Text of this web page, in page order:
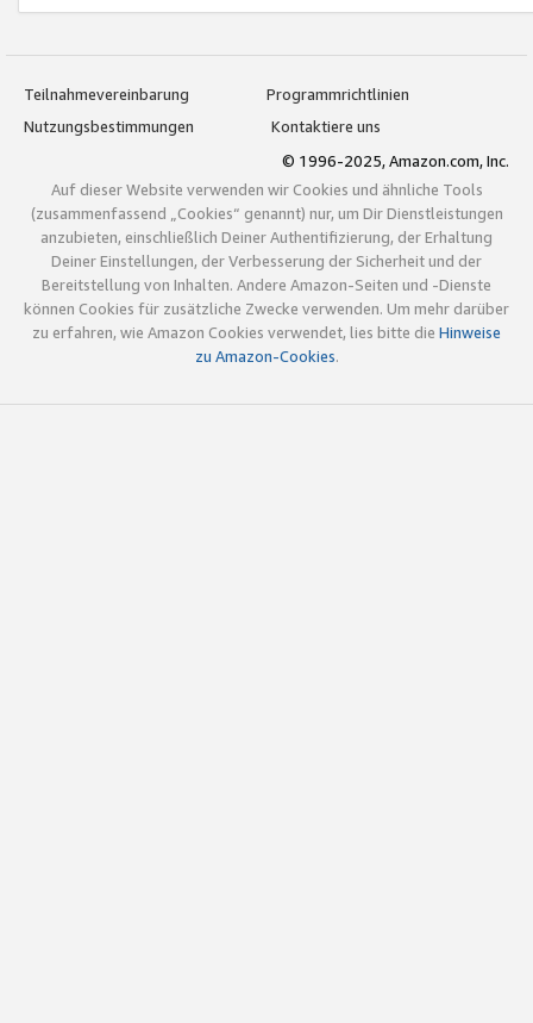
Teilnahmevereinbarung
Programmrichtlinien
Nutzungsbestimmungen
Kontaktiere uns
© 1996-2025, Amazon.com, Inc.
Auf dieser Website verwenden wir Cookies und ähnliche Tools
(zusammenfassend „Cookies“ genannt) nur, um Dir Dienstleistungen
anzubieten, einschließlich Deiner Authentifizierung, der Erhaltung
Deiner Einstellungen, der Verbesserung der Sicherheit und der
Bereitstellung von Inhalten. Andere Amazon-Seiten und -Dienste
können Cookies für zusätzliche Zwecke verwenden. Um mehr darüber
zu erfahren, wie Amazon Cookies verwendet, lies bitte die Hinweise
zu Amazon-Cookies.